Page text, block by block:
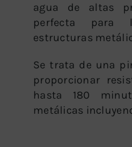
agua de altas
perfecta para
estructuras
Se trata de una
proporcionar
hasta 180
metálicas